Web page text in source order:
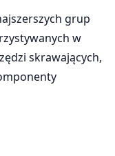
grup
w
skrawających,